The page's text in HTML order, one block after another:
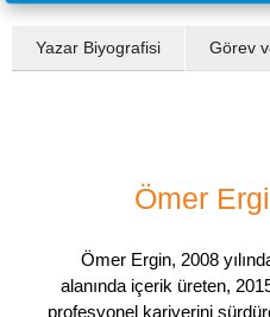
Yazar Biyografisi Görev
Ömer
Ömer Ergin, 2008
alanında içerik üreten,
profesyonel kariyerini